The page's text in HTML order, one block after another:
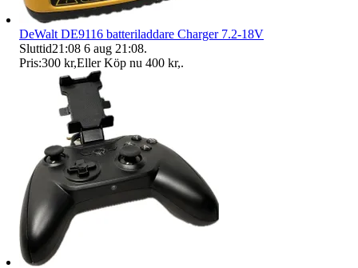
DeWalt DE9116 batteriladdare Charger 7.2-18V
Sluttid21:08 6 aug 21:08.
Pris:300 kr,Eller Köp nu 400 kr,.